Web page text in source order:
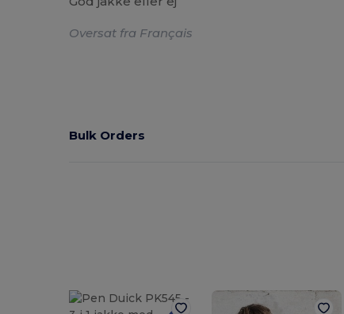
Oversat fra Français
Bulk Orders